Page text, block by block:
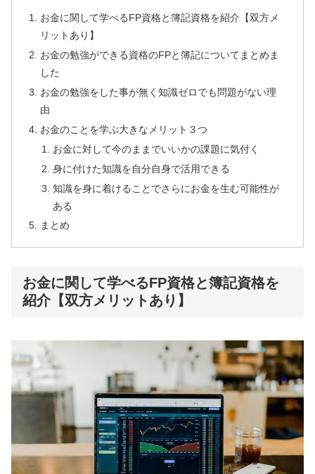
お金に関して学べるFP資格と簿記資格を紹介【双方メ
リットあり】
お金の勉強ができる資格のFPと簿記についてまとめま
した
お金の勉強をした事が無く知識ゼロでも問題がない理
由
お金のことを学ぶ大きなメリット３つ
お金に対して今のままでいいかの課題に気付く
身に付けた知識を自分自身で活用できる
知識を身に着けることでさらにお金を生む可能性が
ある
まとめ
お金に関して学べるFP資格と簿記資格を
紹介【双方メリットあり】